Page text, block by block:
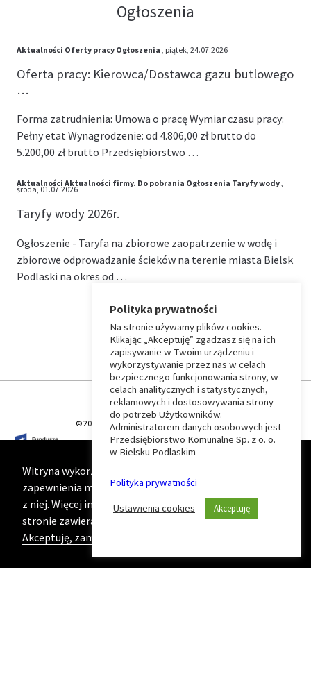
Ogłoszenia
Aktualności Oferty pracy Ogłoszenia , piątek, 24.07.2026
Oferta pracy: Kierowca/Dostawca gazu butlowego
…
Forma zatrudnienia: Umowa o pracę Wymiar czasu pracy:
Pełny etat Wynagrodzenie: od 4.806,00 zł brutto do
5.200,00 zł brutto Przedsiębiorstwo …
Aktualności Aktualności firmy. Do pobrania Ogłoszenia Taryfy wody,
środa, 01.07.2026
Taryfy wody 2026r.
Ogłoszenie - Taryfa na zbiorowe zaopatrzenie w wodę i
zbiorowe odprowadzanie ścieków na terenie miasta Bielsk
Podlaski na okres od …
⏶
Wróć
do
początku
strony
© 2026 T-Matic Grupa Computer Plus Sp. z o.o.
Witryna wykorzystuje ciasteczka (cookies) w celu
zapewnienia maksymalnej wygody podczas korzystania
z niej. Więcej informacji na ten temat znajduje się na
stronie zawierającej naszą
Politykę prywatności
Akceptuję, zamknij komunikat
Polityka prywatności
Na stronie używamy plików cookies.
Klikając „Akceptuję” zgadzasz się na ich
zapisywanie w Twoim urządzeniu i
wykorzystywanie przez nas w celach
bezpiecznego funkcjonowania strony, w
celach analitycznych i statystycznych,
reklamowych i dostosowywania strony
do potrzeb Użytkowników.
Administratorem danych osobowych jest
Przedsiębiorstwo Komunalne Sp. z o. o.
w Bielsku Podlaskim
Polityka prywatności
Ustawienia cookies Akceptuję